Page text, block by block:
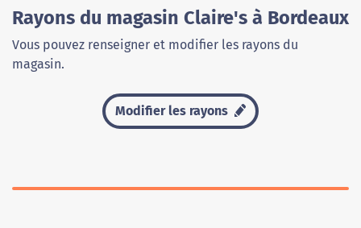
Rayons du magasin Claire's à Bordeaux
Vous pouvez renseigner et modifier les rayons du
magasin.
Modifier les rayons